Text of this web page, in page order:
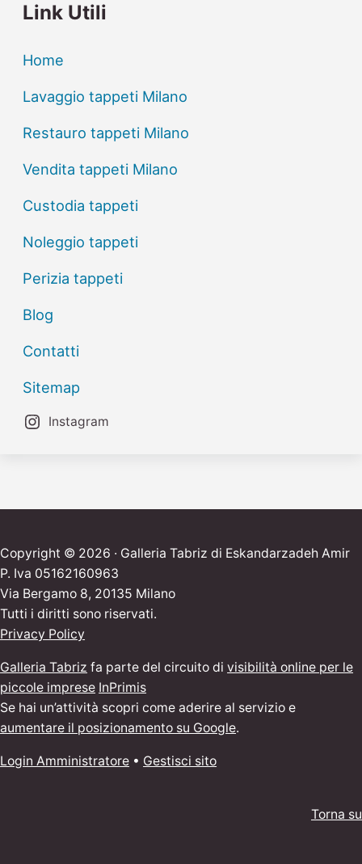
Link Utili
Home
Lavaggio tappeti Milano
Restauro tappeti Milano
Vendita tappeti Milano
Custodia tappeti
Noleggio tappeti
Perizia tappeti
Blog
Contatti
Sitemap
Instagram
Copyright © 2026 · Galleria Tabriz di Eskandarzadeh Amir
P. Iva 05162160963
Via Bergamo 8, 20135 Milano
Tutti i diritti sono riservati.
Privacy Policy
Galleria Tabriz fa parte del circuito divisibilità online per le
piccole imprese InPrimis
Se hai un’attività scopri come aderire al servizio e
aumentare il posizionamento su Google.
Login Amministratore • Gestisci sito
Torna su